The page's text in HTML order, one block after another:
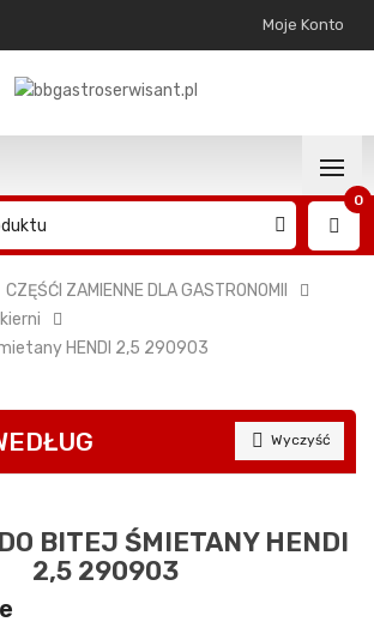
Moje Konto
0
CZĘŚĆI ZAMIENNE DLA GASTRONOMII
HENDI 2,5 290903
 Wyczyść
BITEJ ŚMIETANY HENDI
2,5 290903